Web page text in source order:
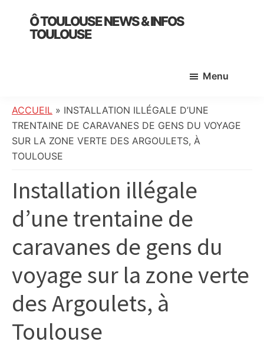
primary
Ô TOULOUSE NEWS & INFOS
TOULOUSE
:
info
locale,
société,
politique,
météo,
faits
et
citoyennes
Menu
ACCUEIL » INSTALLATION ILLÉGALE D’UNE
TRENTAINE DE CARAVANES DE GENS DU VOYAGE
SUR LA ZONE VERTE DES ARGOULETS, À
TOULOUSE
Installation illégale
d’une trentaine de
caravanes de gens du
voyage sur la zone verte
des Argoulets, à
Toulouse